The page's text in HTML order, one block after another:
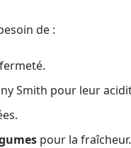
de :
Smith pour leur
pour la fraîcheur.